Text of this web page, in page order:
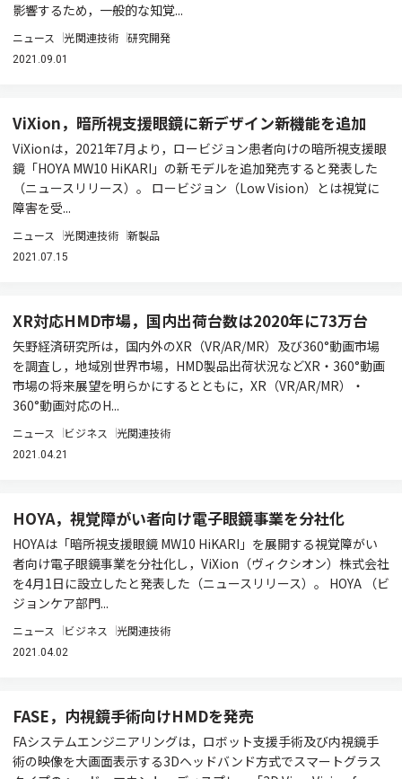
影響するため，一般的な知覚...
ニュース 光関連技術 研究開発
2021.09.01
ViXion，暗所視支援眼鏡に新デザイン新機能を追加
ViXionは，2021年7月より，ロービジョン患者向けの暗所視支援眼
鏡「HOYA MW10 HiKARI」の新モデルを追加発売すると発表した
（ニュースリリース）。 ロービジョン（Low Vision）とは視覚に
障害を受...
ニュース 光関連技術 新製品
2021.07.15
XR対応HMD市場，国内出荷台数は2020年に73万台
矢野経済研究所は，国内外のXR（VR/AR/MR）及び360°動画市場
を調査し，地域別世界市場，HMD製品出荷状況などXR・360°動画
市場の将来展望を明らかにするとともに，XR（VR/AR/MR）・
360°動画対応のH...
ニュース ビジネス 光関連技術
2021.04.21
HOYA，視覚障がい者向け電子眼鏡事業を分社化
HOYAは「暗所視支援眼鏡 MW10 HiKARI」を展開する視覚障がい
者向け電子眼鏡事業を分社化し，ViXion（ヴィクシオン）株式会社
を4月1日に設立したと発表した（ニュースリリース）。 HOYA （ビ
ジョンケア部門...
ニュース ビジネス 光関連技術
2021.04.02
FASE，内視鏡手術向けHMDを発売
FAシステムエンジニアリングは，ロボット支援手術及び内視鏡手
術の映像を大画面表示する3Dヘッドバンド方式でスマートグラス